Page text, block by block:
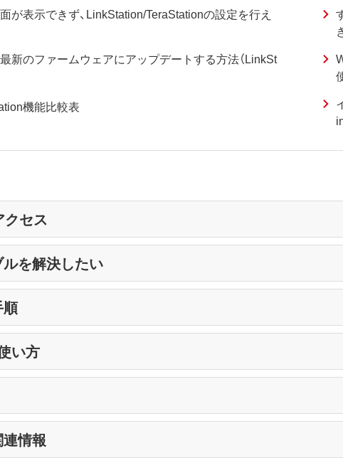
が表示できず、LinkStation/TeraStationの設定を行え
新のファームウェアにアップデートする方法（LinkSt
機能比較表
セス
ルを解決したい
い方
情報